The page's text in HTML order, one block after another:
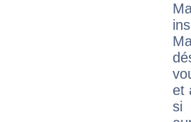
et
si